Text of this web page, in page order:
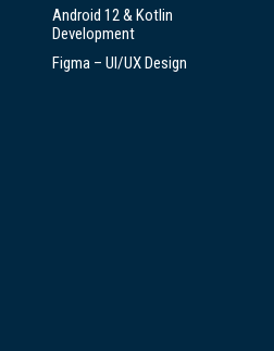
Android 12 & Kotlin
Development
Figma – UI/UX Design